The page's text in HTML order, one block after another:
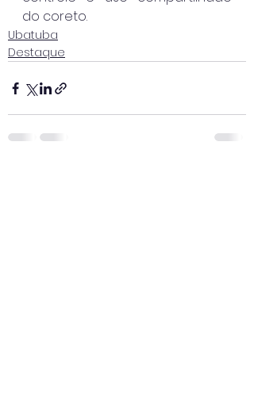
do coreto.
Ubatuba
Destaque